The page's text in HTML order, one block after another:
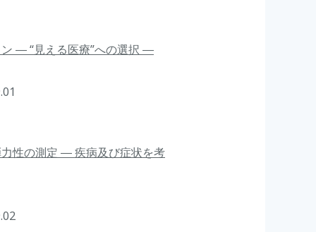
― “見える医療”への選択 ―
性の測定 ― 疾病及び症状を考